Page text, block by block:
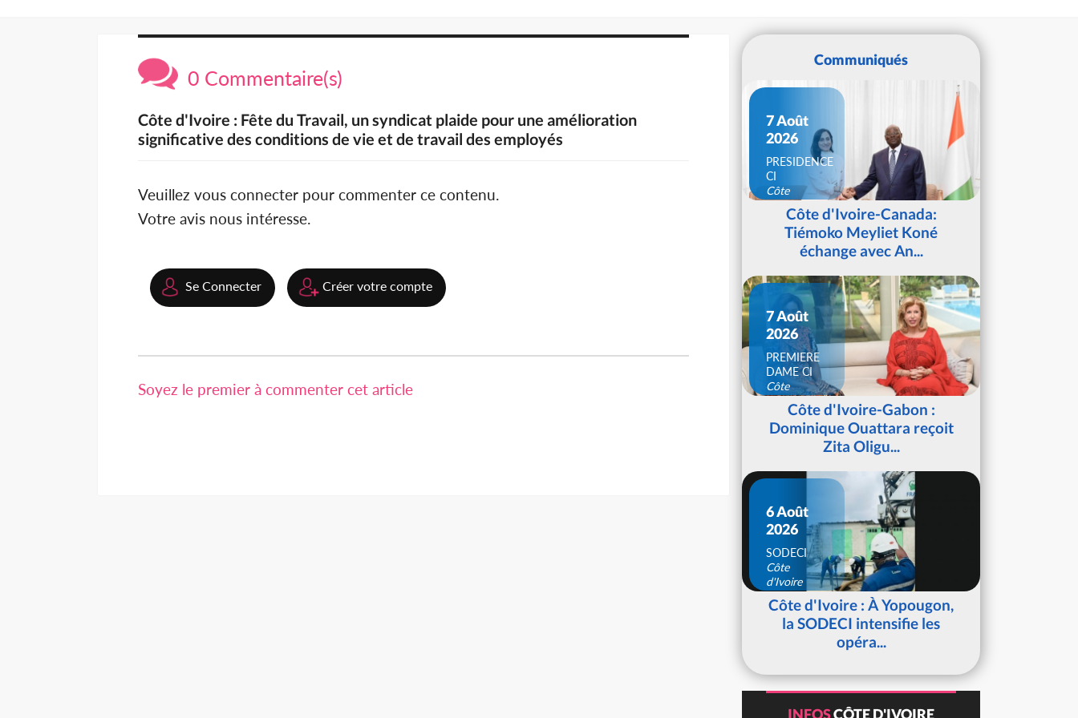
0 Commentaire(s)
Côte d'Ivoire : Fête du Travail, un syndicat plaide pour une amélioration
significative des conditions de vie et de travail des employés
Veuillez vous connecter pour commenter ce contenu.
Votre avis nous intéresse.
Se Connecter Créer votre compte
Soyez le premier à commenter cet article
Communiqués
7 Août
2026
PRESIDENCE
CI
Côte
d'IvoireCôte d'Ivoire-Canada:
Tiémoko Meyliet Koné
échange avec An...
7 Août
2026
PREMIERE
DAME CI
Côte
d'IvoireCôte d'Ivoire-Gabon :
Dominique Ouattara reçoit
Zita Oligu...
6 Août
2026
SODECI
Côte
d'Ivoire
Côte d'Ivoire : À Yopougon,
la SODECI intensifie les
opéra...
INFOSCÔTE D'IVOIRE